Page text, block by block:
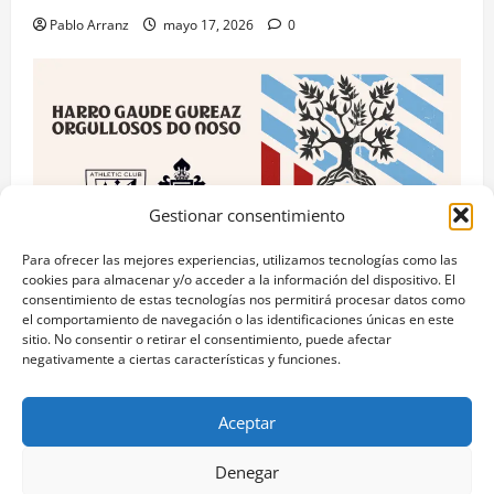
Gestionar consentimiento
Para ofrecer las mejores experiencias, utilizamos tecnologías como las
cookies para almacenar y/o acceder a la información del dispositivo. El
consentimiento de estas tecnologías nos permitirá procesar datos como
el comportamiento de navegación o las identificaciones únicas en este
sitio. No consentir o retirar el consentimiento, puede afectar
negativamente a ciertas características y funciones.
Aceptar
Denegar
Pablo Arranz mayo 17, 2026 0
RC Celta
Celta y Athletic Club unidos por el “Día das Letras
mayo 17, 2026